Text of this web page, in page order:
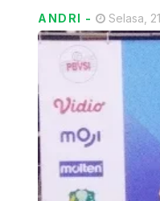
ANDRI - Selasa,